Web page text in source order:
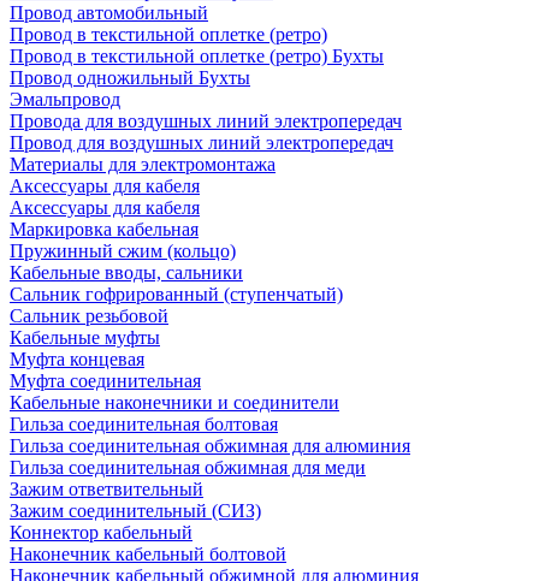
Провод автомобильный
Провод в текстильной оплетке (ретро)
Провод в текстильной оплетке (ретро) Бухты
Провод одножильный Бухты
Эмальпровод
Провода для воздушных линий электропередач
Провод для воздушных линий электропередач
Материалы для электромонтажа
Аксессуары для кабеля
Аксессуары для кабеля
Маркировка кабельная
Пружинный сжим (кольцо)
Кабельные вводы, сальники
Сальник гофрированный (ступенчатый)
Сальник резьбовой
Кабельные муфты
Муфта концевая
Муфта соединительная
Кабельные наконечники и соединители
Гильза соединительная болтовая
Гильза соединительная обжимная для алюминия
Гильза соединительная обжимная для меди
Зажим ответвительный
Зажим соединительный (СИЗ)
Коннектор кабельный
Наконечник кабельный болтовой
Наконечник кабельный обжимной для алюминия